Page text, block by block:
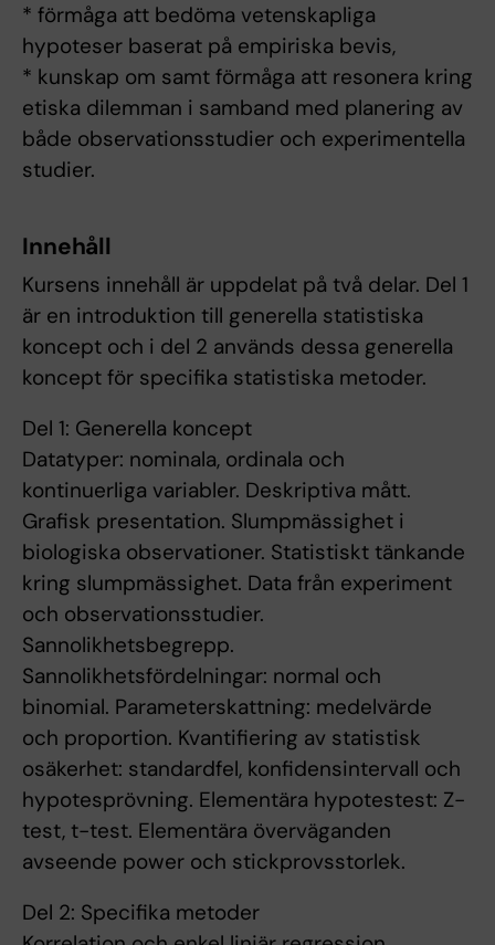
* förmåga att bedöma vetenskapliga
hypoteser baserat på empiriska bevis,
* kunskap om samt förmåga att resonera kring
etiska dilemman i samband med planering av
både observationsstudier och experimentella
studier.
Innehåll
Kursens innehåll är uppdelat på två delar. Del 1
är en introduktion till generella statistiska
koncept och i del 2 används dessa generella
koncept för specifika statistiska metoder.
Del 1: Generella koncept
Datatyper: nominala, ordinala och
kontinuerliga variabler. Deskriptiva mått.
Grafisk presentation. Slumpmässighet i
biologiska observationer. Statistiskt tänkande
kring slumpmässighet. Data från experiment
och observationsstudier.
Sannolikhetsbegrepp.
Sannolikhetsfördelningar: normal och
binomial. Parameterskattning: medelvärde
och proportion. Kvantifiering av statistisk
osäkerhet: standardfel, konfidensintervall och
hypotesprövning. Elementära hypotestest: Z-
test, t-test. Elementära överväganden
avseende power och stickprovsstorlek.
Del 2: Specifika metoder